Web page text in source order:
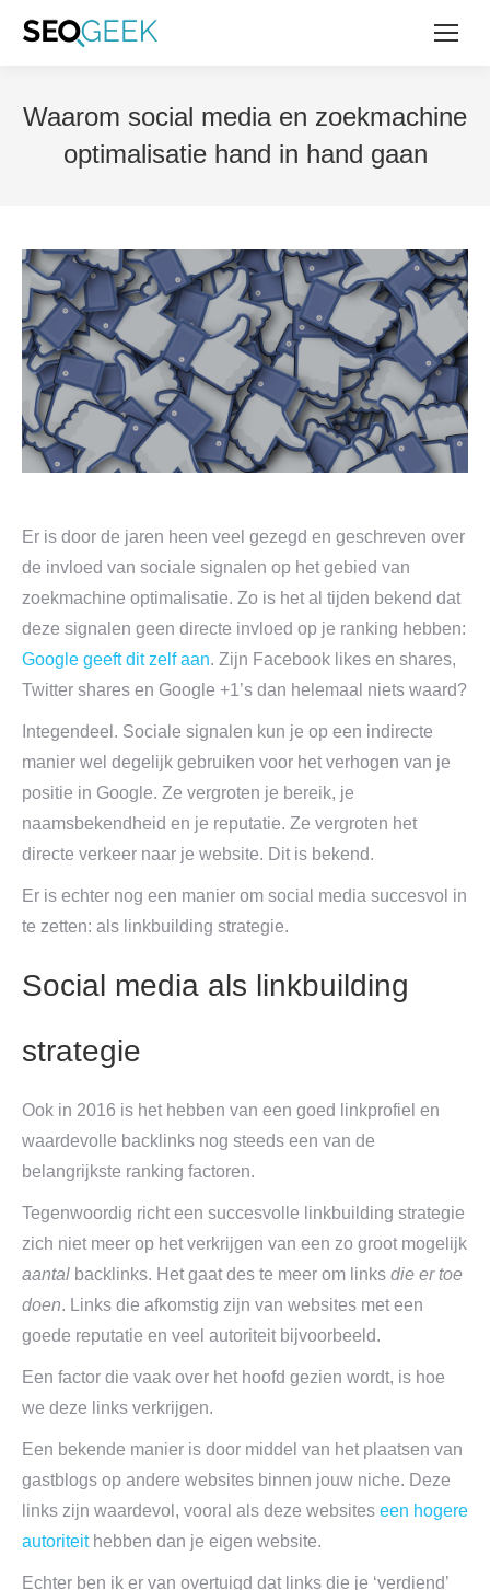
Waarom social media en zoekmachine
optimalisatie hand in hand gaan
Er is door de jaren heen veel gezegd en geschreven over
de invloed van sociale signalen op het gebied van
zoekmachine optimalisatie. Zo is het al tijden bekend dat
deze signalen geen directe invloed op je ranking hebben:
Google geeft dit zelf aan. Zijn Facebook likes en shares,
Twitter shares en Google +1’s dan helemaal niets waard?
Integendeel. Sociale signalen kun je op een indirecte
manier wel degelijk gebruiken voor het verhogen van je
positie in Google. Ze vergroten je bereik, je
naamsbekendheid en je reputatie. Ze vergroten het
directe verkeer naar je website. Dit is bekend.
Er is echter nog een manier om social media succesvol in
te zetten: als linkbuilding strategie.
Social media als linkbuilding
strategie
Ook in 2016 is het hebben van een goed linkprofiel en
waardevolle backlinks nog steeds een van de
belangrijkste ranking factoren.
Tegenwoordig richt een succesvolle linkbuilding strategie
zich niet meer op het verkrijgen van een zo groot mogelijk
aantal backlinks. Het gaat des te meer om links die er toe
doen. Links die afkomstig zijn van websites met een
goede reputatie en veel autoriteit bijvoorbeeld.
Een factor die vaak over het hoofd gezien wordt, is hoe
we deze links verkrijgen.
Een bekende manier is door middel van het plaatsen van
gastblogs op andere websites binnen jouw niche. Deze
links zijn waardevol, vooral als deze websites een hogere
autoriteithebben dan je eigen website.
Echter ben ik er van overtuigd dat links die je ‘verdiend’